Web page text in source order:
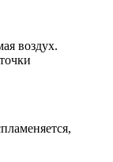
воздух.